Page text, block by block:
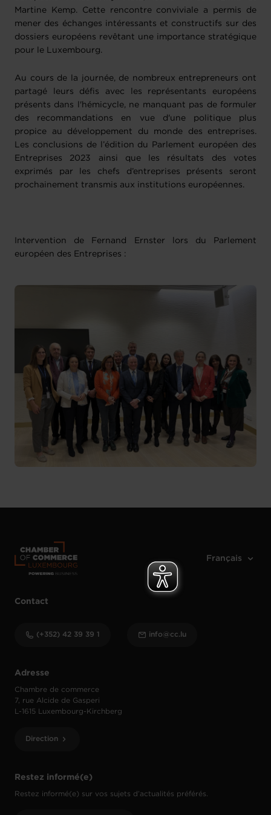
Martine Kemp. Cette rencontre conviviale a permis de
mener des échanges intéressants et constructifs sur des
dossiers européens revêtant une importance stratégique
pour le Luxembourg.
Au cours de la journée, de nombreux entrepreneurs ont
partagé leurs défis avec les représentants européens
présents dans l'hémicycle, ne manquant pas de formuler
des recommandations en vue d'une politique plus
propice au développement du monde des entreprises.
Les conclusions de l’édition du Parlement européen des
Entreprises 2023 ainsi que les résultats des votes
exprimés par les chefs d’entreprises présents seront
prochainement transmis aux institutions européennes.
Intervention de Fernand Ernster lors du Parlement
européen des Entreprises :
Restez informé(e)
Restez informé(e) sur vos sujets d’actualités préférés.
Adresse
Chambre de commerce
7, rue Alcide de Gasperi
L-1615 Luxembourg-Kirchberg
Direction
Contact
(+352) 42 39 39 1 info@cc.lu